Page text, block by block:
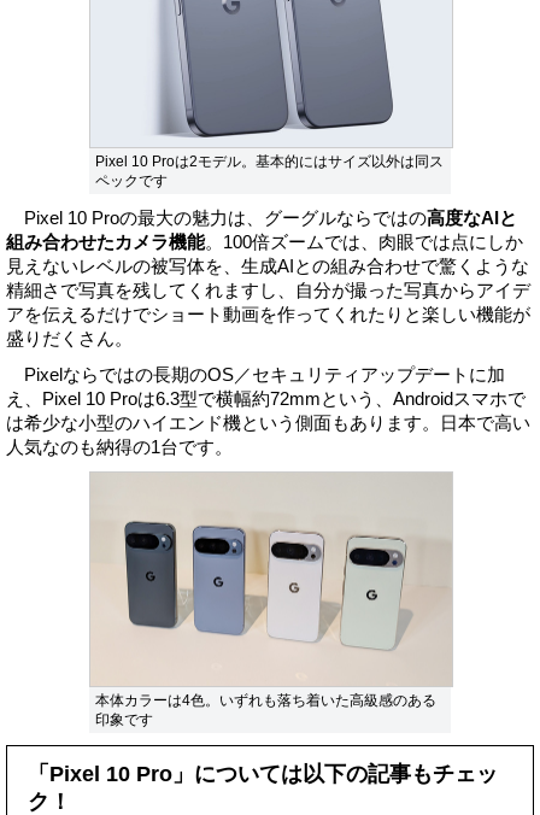
Pixel 10 Proは2モデル。基本的にはサイズ以外は同ス
ペックです
Pixel 10 Proの最大の魅力は、グーグルならではの高度なAIと
組み合わせたカメラ機能。100倍ズームでは、肉眼では点にしか
見えないレベルの被写体を、生成AIとの組み合わせで驚くような
精細さで写真を残してくれますし、自分が撮った写真からアイデ
アを伝えるだけでショート動画を作ってくれたりと楽しい機能が
盛りだくさん。
Pixelならではの長期のOS／セキュリティアップデートに加
え、Pixel 10 Proは6.3型で横幅約72mmという、Androidスマホで
は希少な小型のハイエンド機という側面もあります。日本で高い
人気なのも納得の1台です。
本体カラーは4色。いずれも落ち着いた高級感のある
印象です
「Pixel 10 Pro」については以下の記事もチェッ
ク！